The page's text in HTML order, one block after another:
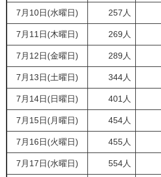
7月10日(水曜日) 257人
7月11日(木曜日) 269人
7月12日(金曜日) 289人
7月13日(土曜日) 344人
7月14日(日曜日) 401人
7月15日(月曜日) 454人
7月16日(火曜日) 455人
7月17日(水曜日) 554人